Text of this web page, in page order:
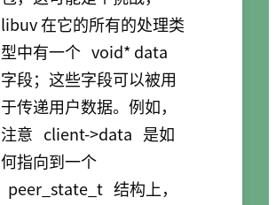
libuv 在它的所有的处理类
型中有一个 void* data
字段；这些字段可以被用
于传递用户数据。例如，
注意 client->data 是如
何指向到一个
peer_state_t 结构上，